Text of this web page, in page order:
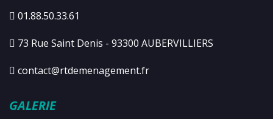
01.88.50.33.61
73 Rue Saint Denis - 93300 AUBERVILLIERS
contact@rtdemenagement.fr
GALERIE